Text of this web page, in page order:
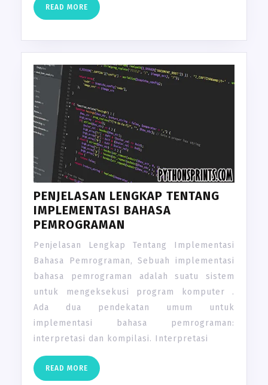
READ MORE READ
MORE
PENJELASAN LENGKAP TENTANG
IMPLEMENTASI BAHASA
PEMROGRAMAN
Penjelasan Lengkap Tentang Implementasi
Bahasa Pemrograman, Sebuah implementasi
bahasa pemrograman adalah suatu sistem
untuk mengeksekusi program komputer .
Ada dua pendekatan umum untuk
implementasi bahasa pemrograman:
interpretasi dan kompilasi. Interpretasi
READ MORE READ
MORE